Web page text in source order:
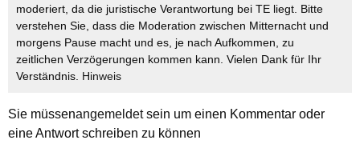
moderiert, da die juristische Verantwortung bei TE liegt. Bitte
verstehen Sie, dass die Moderation zwischen Mitternacht und
morgens Pause macht und es, je nach Aufkommen, zu
zeitlichen Verzögerungen kommen kann. Vielen Dank für Ihr
Verständnis. Hinweis
Sie müssenangemeldetsein um einen Kommentar oder
eine Antwort schreiben zu können